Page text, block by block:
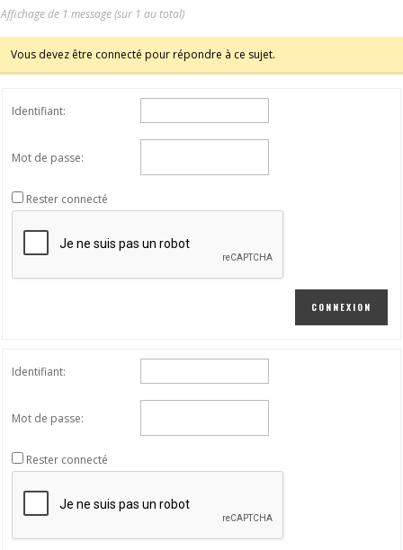
Affichage de 1 message (sur 1 au total)
Vous devez être connecté pour répondre à ce sujet.
Identifiant:
Mot de passe:
Rester connecté
CONNEXION
Identifiant:
Mot de passe:
Rester connecté